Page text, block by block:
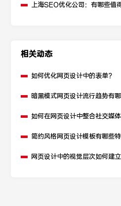
上海SEO优化公司：有哪些值
相关动态
如何优化网页设计中的表单？
暗黑模式网页设计流行趋势有哪
如何在网页设计中整合社交媒体
简约风格网页设计模板有哪些特
网页设计中的视觉层次如何建立